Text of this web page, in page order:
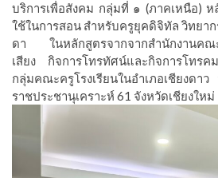
บริการเพื่อสังคม กลุ่มที่ ๑ (ภาคเหนือ) ห
ใช้ในการสอน สำหรับครูยุคดิจิทัล วิทยา
ดา ในหลักสูตรจากจากสำนักงานคณะ
เสียง กิจการโทรทัศน์และกิจการโทร
กลุ่มคณะครูโรงเรียนในอำเภอเชียงดา
ราชประชานุเคราะห์ 61 จังหวัดเชียงใหม่